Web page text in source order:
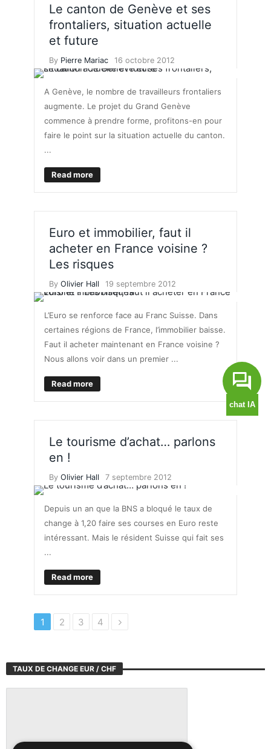
Le canton de Genève et ses
frontaliers, situation actuelle
et future
By Pierre Mariac 16 octobre 2012
A Genève, le nombre de travailleurs frontaliers
augmente. Le projet du Grand Genève
commence à prendre forme, profitons-en pour
faire le point sur la situation actuelle du canton.
...
Read more
Euro et immobilier, faut il
acheter en France voisine ?
Les risques
By Olivier Hall 19 septembre 2012
L’Euro se renforce face au Franc Suisse. Dans
certaines régions de France, l’immobilier baisse.
Faut il acheter maintenant en France voisine ?
Nous allons voir dans un premier ...
Read more
Le tourisme d’achat… parlons
en !
By Olivier Hall 7 septembre 2012
Depuis un an que la BNS a bloqué le taux de
change à 1,20 faire ses courses en Euro reste
intéressant. Mais le résident Suisse qui fait ses
...
Read more
1 2 3 4
TAUX DE CHANGE EUR / CHF